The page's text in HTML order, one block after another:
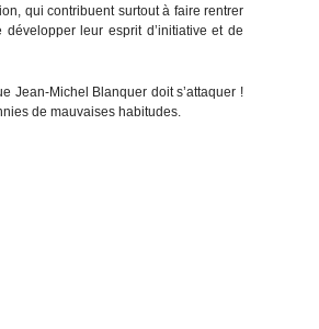
qui contribuent surtout à faire rentrer
leur esprit d’initiative et de
Jean-Michel Blanquer doit s’attaquer !
de mauvaises habitudes.